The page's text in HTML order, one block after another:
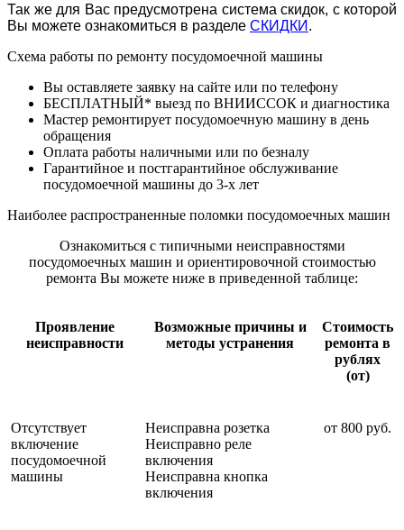
Так же для Вас предусмотрена система скидок, с которой
Вы можете ознакомиться в разделе СКИДКИ .
Схема работы по ремонту посудомоечной машины
Вы оставляете заявку на сайте или по телефону
БЕСПЛАТНЫЙ* выезд по ВНИИССОК и диагностика
Мастер ремонтирует посудомоечную машину в день
обращения
Оплата работы наличными или по безналу
Гарантийное и постгарантийное обслуживание
посудомоечной машины до 3-х лет
Наиболее распространенные поломки посудомоечных машин
Ознакомиться с типичными неисправностями
посудомоечных машин и ориентировочной стоимостью
ремонта Вы можете ниже в приведенной таблице:
Проявление
неисправности
Возможные причины и
методы устранения
Стоимость
ремонта в
рублях
(от)
Отсутствует
включение
посудомоечной
машины
Неисправна розетка
Неисправно реле
включения
Неисправна кнопка
включения
от 800 руб.